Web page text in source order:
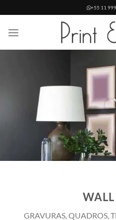
to
content
+55 11
GRAVURAS, QUADROS,